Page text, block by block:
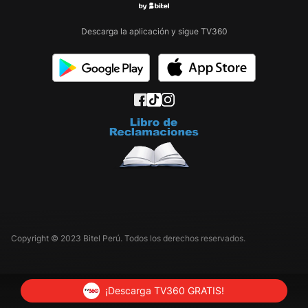
Descarga la aplicación y sigue TV360
Copyright © 2023 Bitel Perú. Todos los derechos reservados.
¡Descarga TV360 GRATIS!